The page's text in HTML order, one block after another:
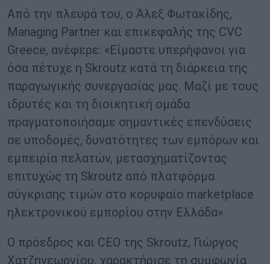
Από την πλευρά του, ο Άλεξ Φωτακίδης,
Managing Partner και επικεφαλής της CVC
Greece, ανέφερε: «Είμαστε υπερήφανοι για
όσα πέτυχε η Skroutz κατά τη διάρκεια της
παραγωγικής συνεργασίας μας. Μαζί με τους
ιδρυτές και τη διοικητική ομάδα
πραγματοποιήσαμε σημαντικές επενδύσεις
σε υποδομές, δυνατότητες των εμπόρων και
εμπειρία πελατών, μετασχηματίζοντας
επιτυχώς τη Skroutz από πλατφόρμα
σύγκρισης τιμών στο κορυφαίο marketplace
ηλεκτρονικού εμπορίου στην Ελλάδα».
Ο πρόεδρος και CEO της Skroutz, Γιώργος
Χατζηγεωργίου, χαρακτήρισε τη συμφωνία